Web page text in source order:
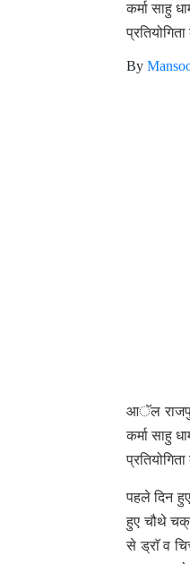
कर्मा साहु
By
आॅल
कर्मा साहु
पहले दिन
हुए चौथे
से ड्राॅ व